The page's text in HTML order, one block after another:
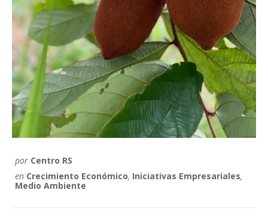
por Centro RS
en Crecimiento Económico, Iniciativas Empresariales,
Medio Ambiente